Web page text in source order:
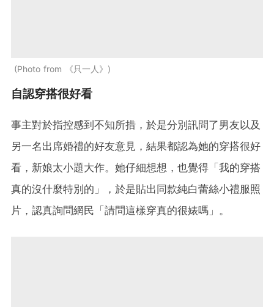
Photo from 《只一人》
自認穿搭很好看
事主對於指控感到不知所措，於是分別訊問了男友以及
另一名出席婚禮的好友意見，結果都認為她的穿搭很好
看，新娘太小題大作。她仔細想想，也覺得「我的穿搭
真的沒什麼特別的」，於是貼出同款純白蕾絲小禮服照
片，認真詢問網民「請問這樣穿真的很婊嗎」。